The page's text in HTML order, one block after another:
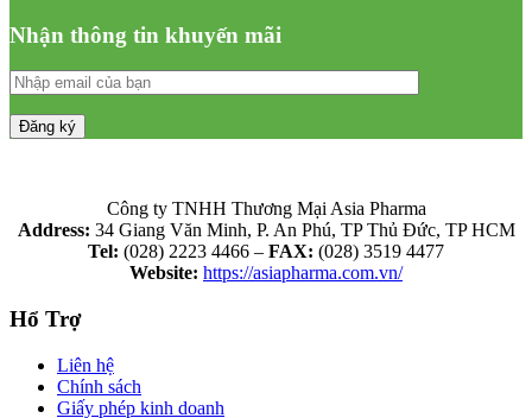
Nhận thông tin khuyến mãi
Công ty TNHH Thương Mại Asia Pharma
Address: 34 Giang Văn Minh, P. An Phú, TP Thủ Đức, TP HCM
Tel: (028) 2223 4466 – FAX: (028) 3519 4477
Website: https://asiapharma.com.vn/
Hổ Trợ
Liên hệ
Chính sách
Giấy phép kinh doanh